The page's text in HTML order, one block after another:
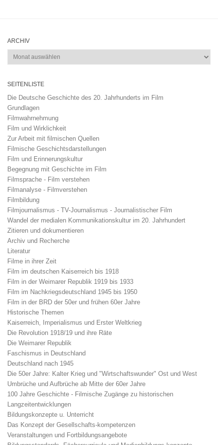
ARCHIV
Archiv
SEITENLISTE
Die Deutsche Geschichte des 20. Jahrhunderts im Film
Grundlagen
Filmwahrnehmung
Film und Wirklichkeit
Zur Arbeit mit filmischen Quellen
Filmische Geschichtsdarstellungen
Film und Erinnerungskultur
Begegnung mit Geschichte im Film
Filmsprache - Film verstehen
Filmanalyse - Filmverstehen
Filmbildung
Filmjournalismus - TV-Journalismus - Journalistischer Film
Wandel der medialen Kommunikationskultur im 20. Jahrhundert
Zitieren und dokumentieren
Archiv und Recherche
Literatur
Filme in ihrer Zeit
Film im deutschen Kaiserreich bis 1918
Film in der Weimarer Republik 1919 bis 1933
Film im Nachkriegsdeutschland 1945 bis 1950
Film in der BRD der 50er und frühen 60er Jahre
Historische Themen
Kaiserreich, Imperialismus und Erster Weltkrieg
Die Revolution 1918/19 und ihre Räte
Die Weimarer Republik
Faschismus in Deutschland
Deutschland nach 1945
Die 50er Jahre: Kalter Krieg und "Wirtschaftswunder" Ost und West
Umbrüche und Aufbrüche ab Mitte der 60er Jahre
100 Jahre Geschichte - Filmische Zugänge zu historischen
Langzeitentwicklungen
Bildungskonzepte u. Unterricht
Das Konzept der Gesellschafts-kompetenzen
Veranstaltungen und Fortbildungsangebote